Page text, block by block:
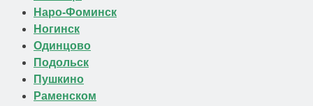
Наро-Фоминск
Ногинск
Одинцово
Подольск
Пушкино
Раменском